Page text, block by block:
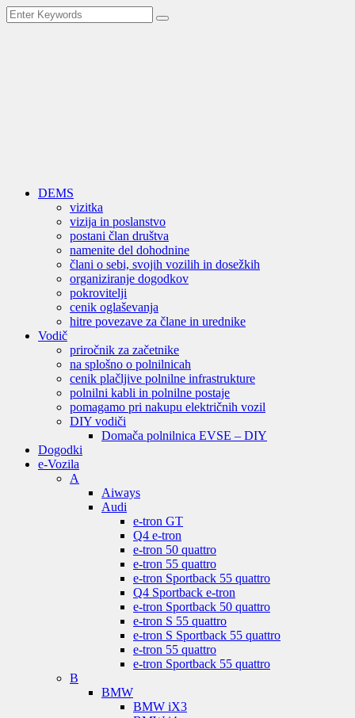
DEMS
vizitka
vizija in poslanstvo
postani član društva
namenite del dohodnine
člani o sebi, svojih vozilih in dosežkih
organiziranje dogodkov
pokrovitelji
cenik oglaševanja
hitre povezave za člane in urednike
Vodič
priročnik za začetnike
na splošno o polnilnicah
cenik plačljive polnilne infrastrukture
polnilni kabli in polnilne postaje
pomagamo pri nakupu električnih vozil
DIY vodiči
Domača polnilnica EVSE – DIY
Dogodki
e-Vozila
A
Aiways
Audi
e-tron GT
Q4 e-tron
e-tron 50 quattro
e-tron 55 quattro
e-tron Sportback 55 quattro
Q4 Sportback e-tron
e-tron Sportback 50 quattro
e-tron S 55 quattro
e-tron S Sportback 55 quattro
e-tron 55 quattro
e-tron Sportback 55 quattro
B
BMW
BMW iX3